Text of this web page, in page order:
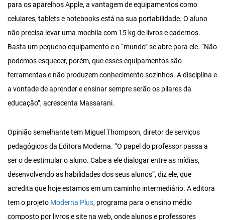
para os aparelhos Apple, a vantagem de equipamentos como
celulares, tablets e notebooks está na sua portabilidade. O aluno
não precisa levar uma mochila com 15 kg de livros e cadernos.
Basta um pequeno equipamento e o “mundo” se abre para ele. “Não
podemos esquecer, porém, que esses equipamentos são
ferramentas e não produzem conhecimento sozinhos. A disciplina e
a vontade de aprender e ensinar sempre serão os pilares da
educação”, acrescenta Massarani.
Opinião semelhante tem Miguel Thompson, diretor de serviços
pedagógicos da Editora Moderna. “O papel do professor passa a
ser o de estimular o aluno. Cabe a ele dialogar entre as mídias,
desenvolvendo as habilidades dos seus alunos”, diz ele, que
acredita que hoje estamos em um caminho intermediário. A editora
tem o projeto Moderna Plus, programa para o ensino médio
composto por livros e site na web, onde alunos e professores